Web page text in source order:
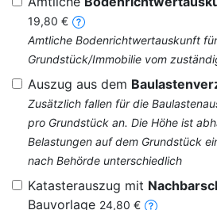
19,80 €
Amtliche Bodenrichtwertauskunft
Grundstück/Immobilie vom
Auszug aus dem
Zusätzlich fallen für die
pro Grundstück an. Die Höhe ist
Belastungen auf dem Grundstück
nach Behörde unterschiedlich
Katasterauszug mit
Bauvorlage 24,80 €